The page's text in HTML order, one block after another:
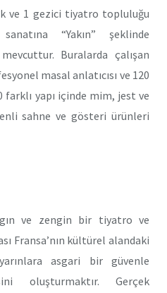
ve 1 gezici tiyatro topluluğu
“Yakın” şeklinde
Buralarda çalışan
masal anlatıcısı ve 120
yapı içinde mim, jest ve
sahne ve gösteri ürünleri
ve zengin bir tiyatro ve
Fransa’nın kültürel alandaki
asgari bir güvenle
oluşturmaktır. Gerçek